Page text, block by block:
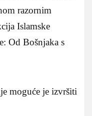
razornim
Islamske
Od Bošnjaka s
moguće je izvršiti